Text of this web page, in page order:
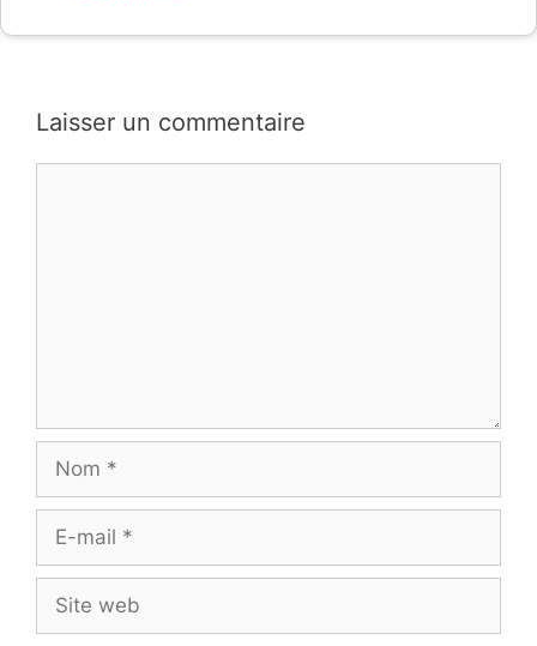
Laisser un commentaire
mail
web